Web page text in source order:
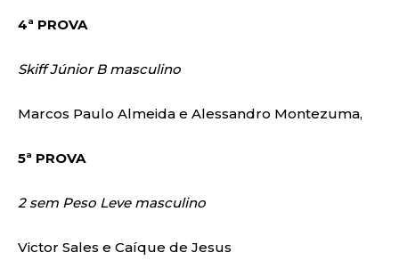
4ª PROVA
Skiff Júnior B masculino
Marcos Paulo Almeida e Alessandro Montezuma,
5ª PROVA
2 sem Peso Leve masculino
Victor Sales e Caíque de Jesus